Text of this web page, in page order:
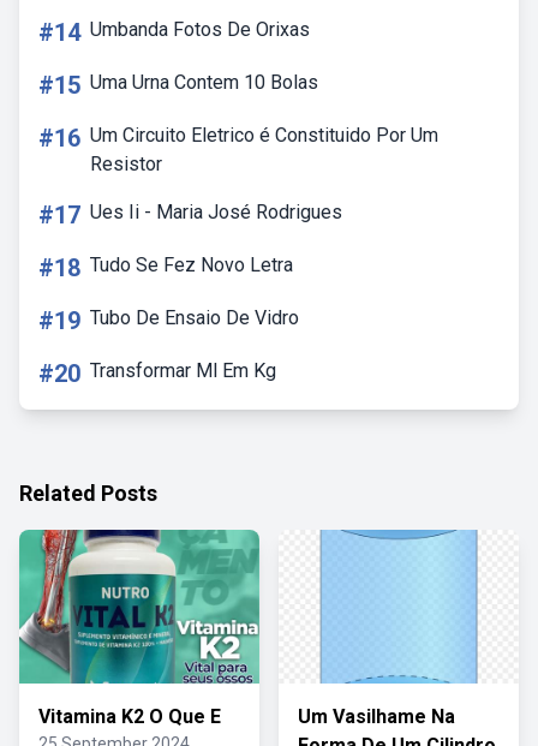
#14 Umbanda Fotos De Orixas
#15 Uma Urna Contem 10 Bolas
#16 Um Circuito Eletrico é Constituido Por Um
Resistor
#17 Ues Ii - Maria José Rodrigues
#18 Tudo Se Fez Novo Letra
#19 Tubo De Ensaio De Vidro
#20 Transformar Ml Em Kg
Related Posts
Vitamina K2 O Que E
Um Vasilhame Na